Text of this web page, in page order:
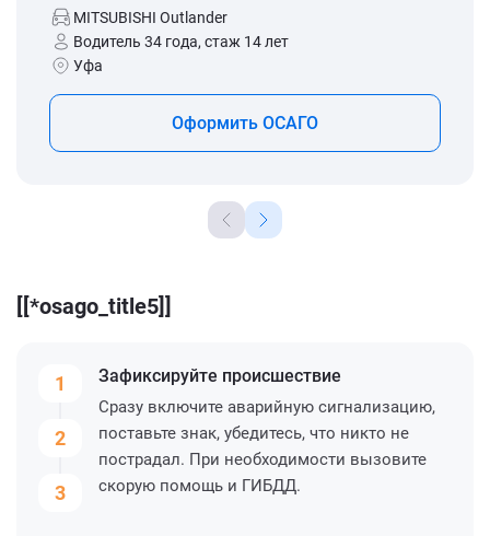
MITSUBISHI Outlander
Водитель 34 года, стаж 14 лет
Уфа
Оформить ОСАГО
[[*osago_title5]]
1
2
3
Зафиксируйте происшествие
Сразу включите аварийную сигнализацию,
поставьте знак, убедитесь, что никто не
пострадал. При необходимости вызовите
скорую помощь и ГИБДД.